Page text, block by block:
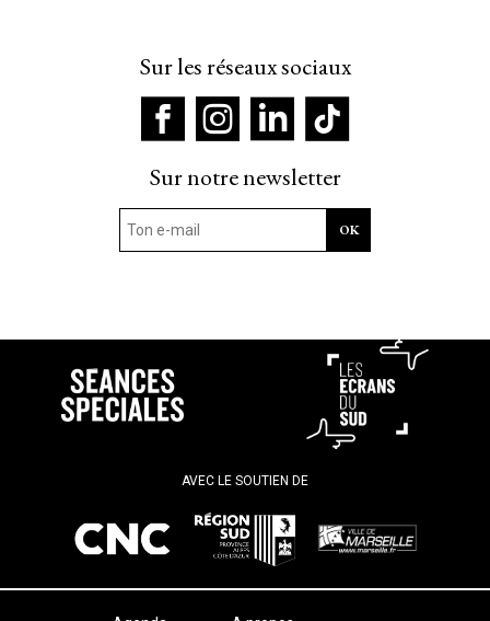
Sur les réseaux sociaux
Sur notre newsletter
AVEC LE SOUTIEN DE